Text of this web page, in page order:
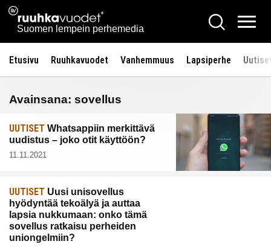
Siirry
sisältöön
Ruuhkavuodet.fi
Suomen lempein perhemedia
Hae
Etusivu Ruuhkavuodet Vanhemmuus Lapsiperhe
Avainsana: sovellus
UUTISET Whatsappiin merkittävä
uudistus – joko otit käyttöön?
11.11.2021
UUTISET Uusi unisovellus
hyödyntää tekoälyä ja auttaa
lapsia nukkumaan: onko tämä
sovellus ratkaisu perheiden
uniongelmiin?